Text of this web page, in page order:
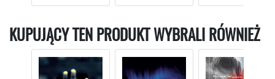
KUPUJĄCY TEN PRODUKT WYBRALI RÓWNIEŻ